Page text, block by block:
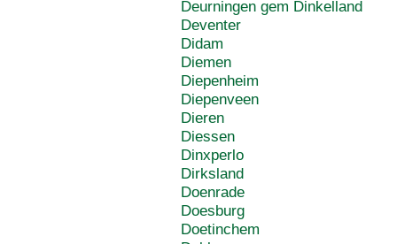
Deurningen gem Dinkelland
Deventer
Didam
Diemen
Diepenheim
Diepenveen
Dieren
Diessen
Dinxperlo
Dirksland
Doenrade
Doesburg
Doetinchem